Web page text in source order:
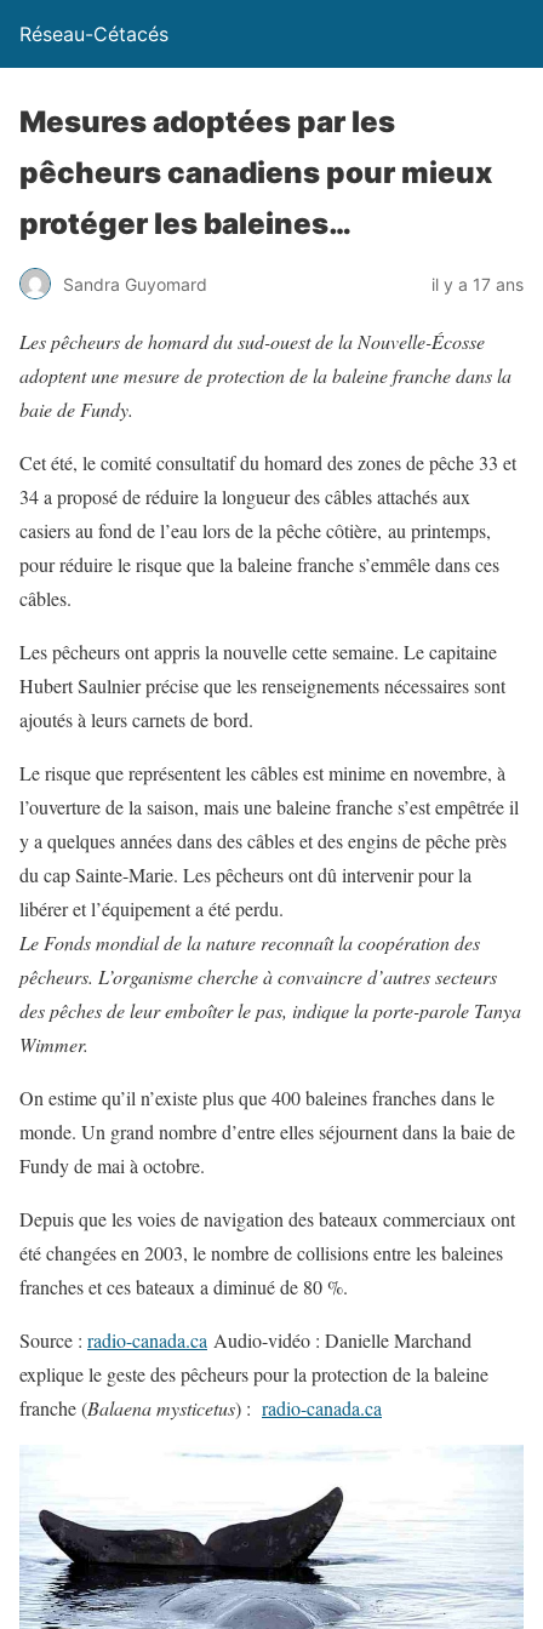
Réseau-Cétacés
Mesures adoptées par les
pêcheurs canadiens pour mieux
protéger les baleines…
Sandra Guyomard il y a 17 ans
Les pêcheurs de homard du sud-ouest de la Nouvelle-Écosse
adoptent une mesure de protection de la baleine franche dans la
baie de Fundy.
Cet été, le comité consultatif du homard des zones de pêche 33 et
34 a proposé de réduire la longueur des câbles attachés aux
casiers au fond de l’eau lors de la pêche côtière, au printemps,
pour réduire le risque que la baleine franche s’emmêle dans ces
câbles.
Les pêcheurs ont appris la nouvelle cette semaine. Le capitaine
Hubert Saulnier précise que les renseignements nécessaires sont
ajoutés à leurs carnets de bord.
Le risque que représentent les câbles est minime en novembre, à
l’ouverture de la saison, mais une baleine franche s’est empêtrée il
y a quelques années dans des câbles et des engins de pêche près
du cap Sainte-Marie. Les pêcheurs ont dû intervenir pour la
libérer et l’équipement a été perdu.
Le Fonds mondial de la nature reconnaît la coopération des
pêcheurs. L’organisme cherche à convaincre d’autres secteurs
des pêches de leur emboîter le pas, indique la porte-parole Tanya
Wimmer.
On estime qu’il n’existe plus que 400 baleines franches dans le
monde. Un grand nombre d’entre elles séjournent dans la baie de
Fundy de mai à octobre.
Depuis que les voies de navigation des bateaux commerciaux ont
été changées en 2003, le nombre de collisions entre les baleines
franches et ces bateaux a diminué de 80 %.
Source : radio-canada.ca Audio-vidéo : Danielle Marchand
explique le geste des pêcheurs pour la protection de la baleine
franche (Balaena mysticetus) : radio-canada.ca